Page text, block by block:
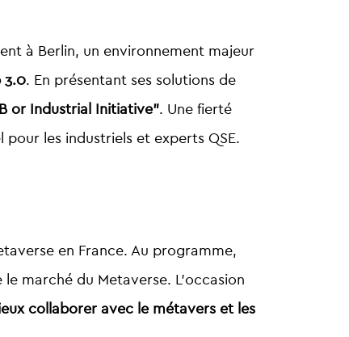
à Berlin, un environnement majeur
3.0. En présentant ses solutions de
or Industrial Initiative”. Une fierté
les industriels et experts QSE.
en France. Au programme,
marché du Metaverse. L’occasion
collaborer avec le métavers et les